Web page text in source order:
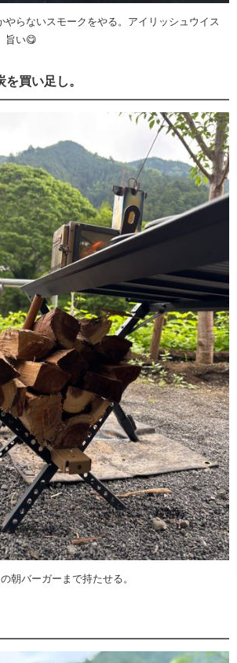
やらないスモークをやる。アイリッシュウイス
旨い😋
買い足し。
朝バーガーまで持たせる。